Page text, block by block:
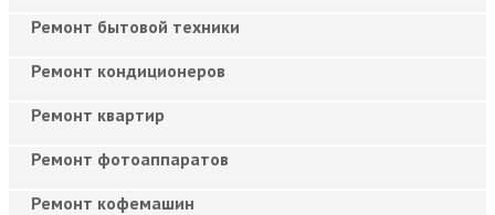
Ремонт бытовой техники
Ремонт кондиционеров
Ремонт квартир
Ремонт фотоаппаратов
Ремонт кофемашин